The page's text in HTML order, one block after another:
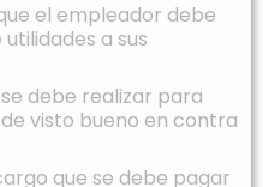
el empleador debe
a sus
debe realizar para
visto bueno en contra
que se debe pagar